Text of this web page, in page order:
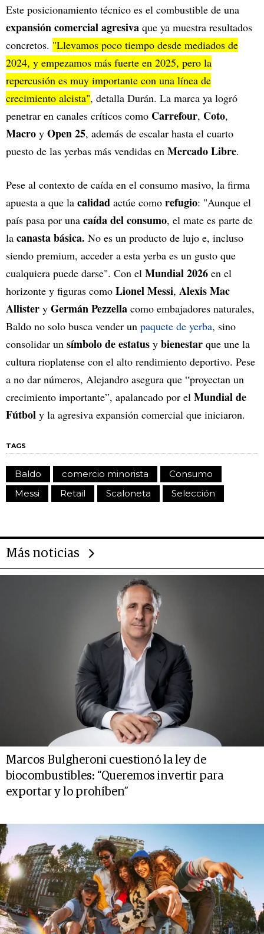
Este posicionamiento técnico es el combustible de una
expansión comercial agresiva que ya muestra resultados
concretos. "Llevamos poco tiempo desde mediados de
2024, y empezamos más fuerte en 2025, pero la
repercusión es muy importante con una línea de
crecimiento alcista", detalla Durán. La marca ya logró
penetrar en canales críticos como Carrefour, Coto,
Macro y Open 25, además de escalar hasta el cuarto
puesto de las yerbas más vendidas en Mercado Libre.
Pese al contexto de caída en el consumo masivo, la firma
apuesta a que la calidad actúe como refugio: "Aunque el
país pasa por una caída del consumo, el mate es parte de
la canasta básica. No es un producto de lujo e, incluso
siendo premium, acceder a esta yerba es un gusto que
cualquiera puede darse". Con el Mundial 2026 en el
horizonte y figuras como Lionel Messi, Alexis Mac
Allister y Germán Pezzella como embajadores naturales,
Baldo no solo busca vender un paquete de yerba, sino
consolidar un símbolo de estatus y bienestar que une la
cultura rioplatense con el alto rendimiento deportivo. Pese
a no dar números, Alejandro asegura que “proyectan un
crecimiento importante”, apalancado por el Mundial de
Fútbol y la agresiva expansión comercial que iniciaron.
TAGS
Baldo comercio minorista
Consumo
Messi
Retail Scaloneta Selección
Más noticias
Marcos Bulgheroni cuestionó la ley de
biocombustibles: “Queremos invertir para
exportar y lo prohíben”